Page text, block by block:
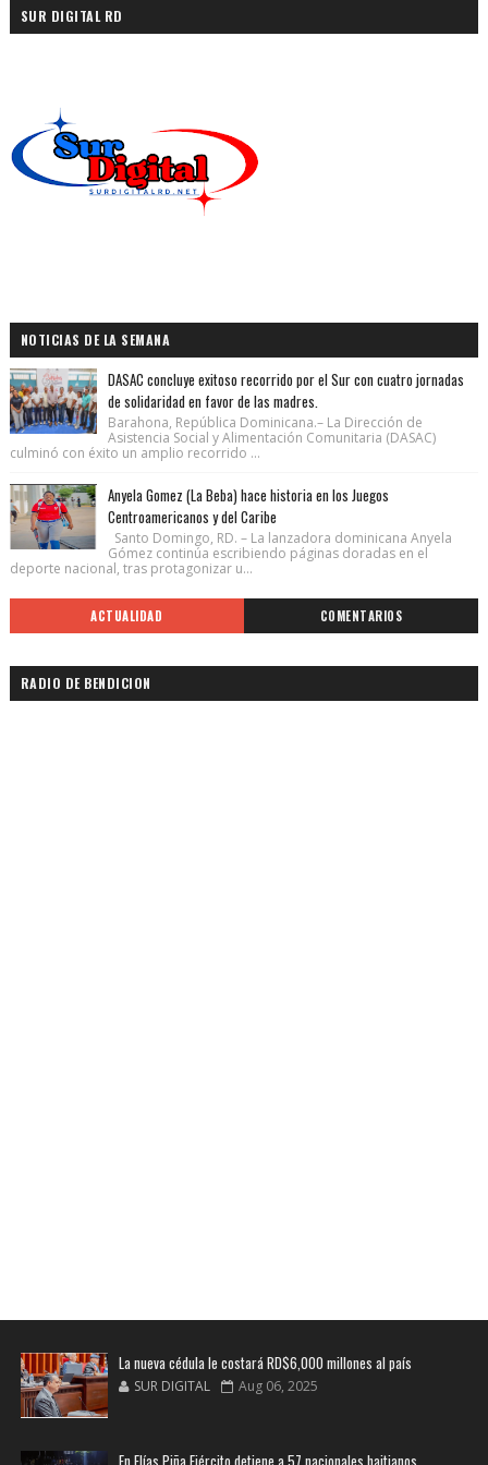
SUR DIGITAL RD
NOTICIAS DE LA SEMANA
DASAC concluye exitoso recorrido por el Sur con cuatro jornadas
de solidaridad en favor de las madres.
Barahona, República Dominicana.– La Dirección de
Asistencia Social y Alimentación Comunitaria (DASAC)
culminó con éxito un amplio recorrido ...
Anyela Gomez (La Beba) hace historia en los Juegos
Centroamericanos y del Caribe
Santo Domingo, RD. – La lanzadora dominicana Anyela
Gómez continúa escribiendo páginas doradas en el
deporte nacional, tras protagonizar u...
ACTUALIDAD COMENTARIOS
RADIO DE BENDICION
La nueva cédula le costará RD$6,000 millones al país
SUR DIGITAL Aug 06, 2025